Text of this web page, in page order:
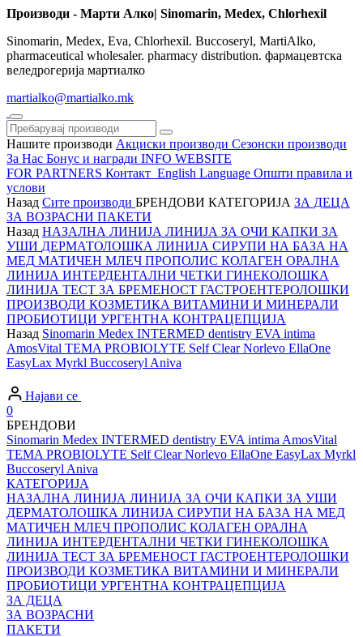
Производи - Марти Алко| Sinomarin, Medex, Chlorhexil
Sinomarin, Medex, Eva, Chlorhexil. Buccoseryl, MartiAlko,
pharmaceutical wholesaler. pharmacy distribution. фармацевтска
веледрогерија мартиалко
martialko@martialko.mk
Нашите производи Акциски производи Сезонски производи
За Нас Бонус и награди INFO WEBSITE
FOR PARTNERS Контакт English Language Општи правила и
услови
Назад Сите производи БРЕНДОВИ КАТЕГОРИЈА ЗА ДЕЦА
ЗА ВОЗРАСНИ ПАКЕТИ
Назад НАЗАЛНА ЛИНИЈА ЛИНИЈА ЗА ОЧИ КАПКИ ЗА
УШИ ДЕРМАТОЛОШКА ЛИНИЈА СИРУПИ НА БАЗА НА
МЕД МАТИЧЕН МЛЕЧ ПРОПОЛИС КОЛАГЕН ОРАЛНА
ЛИНИЈА ИНТЕРДЕНТАЛНИ ЧЕТКИ ГИНЕКОЛОШКА
ЛИНИЈА ТЕСТ ЗА БРЕМЕНОСТ ГАСТРОЕНТЕРОЛОШКИ
ПРОИЗВОДИ КОЗМЕТИКА ВИТАМИНИ И МИНЕРАЛИ
ПРОБИОТИЦИ УРГЕНТНА КОНТРАЦЕПЦИЈА
Назад Sinomarin Medex INTERMED dentistry EVA intima
AmosVital TEMA PROBIOLYTE Self Clear Norlevo EllaOne
EasyLax Myrkl Buccoseryl Aniva
Најави се
0
БРЕНДОВИ
Sinomarin Medex INTERMED dentistry EVA intima AmosVital
TEMA PROBIOLYTE Self Clear Norlevo EllaOne EasyLax Myrkl
Buccoseryl Aniva
КАТЕГОРИЈА
НАЗАЛНА ЛИНИЈА ЛИНИЈА ЗА ОЧИ КАПКИ ЗА УШИ
ДЕРМАТОЛОШКА ЛИНИЈА СИРУПИ НА БАЗА НА МЕД
МАТИЧЕН МЛЕЧ ПРОПОЛИС КОЛАГЕН ОРАЛНА
ЛИНИЈА ИНТЕРДЕНТАЛНИ ЧЕТКИ ГИНЕКОЛОШКА
ЛИНИЈА ТЕСТ ЗА БРЕМЕНОСТ ГАСТРОЕНТЕРОЛОШКИ
ПРОИЗВОДИ КОЗМЕТИКА ВИТАМИНИ И МИНЕРАЛИ
ПРОБИОТИЦИ УРГЕНТНА КОНТРАЦЕПЦИЈА
ЗА ДЕЦА
ЗА ВОЗРАСНИ
ПАКЕТИ